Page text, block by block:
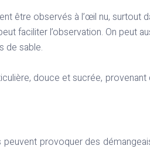
être observés à l’œil nu, surtout
faciliter l’observation. On peut
de sable.
douce et sucrée, provenant
peuvent provoquer des